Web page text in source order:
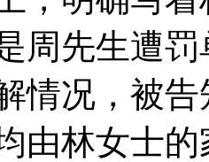
周先生遭
情况，被
由林女士